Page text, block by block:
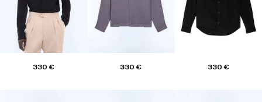
330 € 330 € 330 €